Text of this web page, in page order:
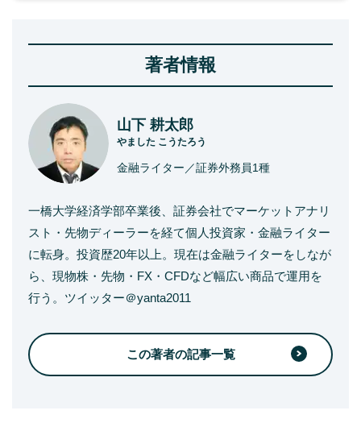
著者情報
山下 耕太郎
やました こうたろう
金融ライター／証券外務員1種
一橋大学経済学部卒業後、証券会社でマーケットアナリ
スト・先物ディーラーを経て個人投資家・金融ライター
に転身。投資歴20年以上。現在は金融ライターをしなが
ら、現物株・先物・FX・CFDなど幅広い商品で運用を
行う。ツイッター＠yanta2011
この著者の記事一覧